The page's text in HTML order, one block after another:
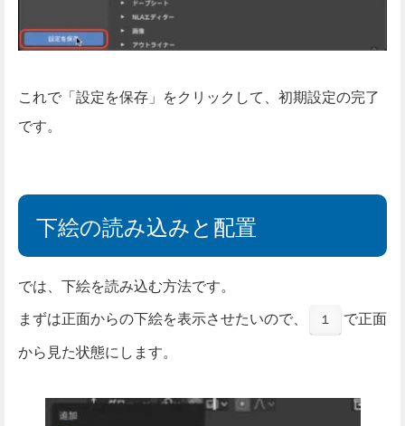
これで「設定を保存」をクリックして、初期設定の完了
です。
下絵の読み込みと配置
では、下絵を読み込む方法です。
まずは正面からの下絵を表示させたいので、
１
で正面
から見た状態にします。